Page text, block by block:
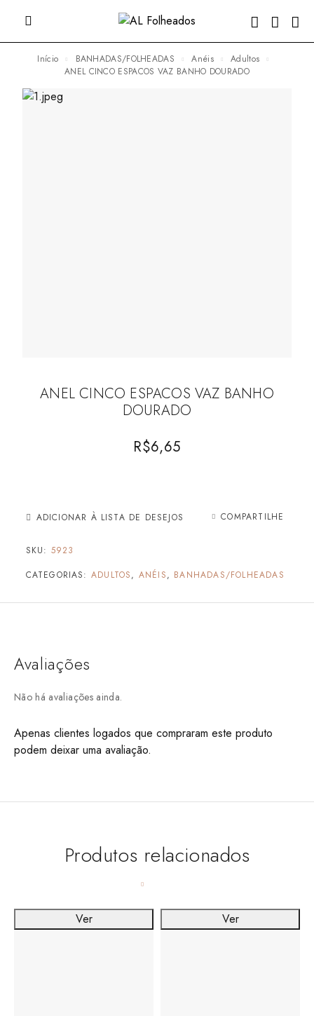
Início BANHADAS/FOLHEADAS Anéis
Adultos
ANEL CINCO ESPACOS VAZ BANHO DOURADO
ANEL CINCO ESPACOS VAZ BANHO
DOURADO
R$6,65
ADICIONAR À LISTA DE DESEJOS COMPARTILHE
SKU: 5923
CATEGORIAS: ADULTOS, ANÉIS, BANHADAS/FOLHEADAS
Avaliações
Não há avaliações ainda.
Apenas clientes logados que compraram este produto
podem deixar uma avaliação.
Produtos relacionados
Ver Ver